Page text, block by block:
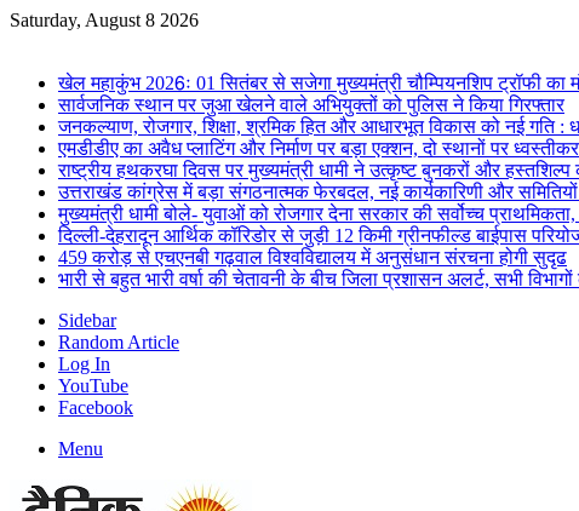
Saturday, August 8 2026
खेल महाकुंभ 2026ः 01 सितंबर से सजेगा मुख्यमंत्री चौम्पियनशिप ट्रॉफी का
सार्वजनिक स्थान पर जुआ खेलने वाले अभियुक्तों को पुलिस ने किया गिरफ्तार
जनकल्याण, रोजगार, शिक्षा, श्रमिक हित और आधारभूत विकास को नई गति
एमडीडीए का अवैध प्लाटिंग और निर्माण पर बड़ा एक्शन, दो स्थानों पर
राष्ट्रीय हथकरघा दिवस पर मुख्यमंत्री धामी ने उत्कृष्ट बुनकरों और हस्तशिल्प
उत्तराखंड कांग्रेस में बड़ा संगठनात्मक फेरबदल, नई कार्यकारिणी और
मुख्यमंत्री धामी बोले- युवाओं को रोजगार देना सरकार की सर्वोच्च
दिल्ली-देहरादून आर्थिक कॉरिडोर से जुड़ी 12 किमी ग्रीनफील्ड बाईपास
459 करोड़ से एचएनबी गढ़वाल विश्वविद्यालय में अनुसंधान संरचना होगी सुदृढ
भारी से बहुत भारी वर्षा की चेतावनी के बीच जिला प्रशासन अलर्ट, सभी
Sidebar
Random Article
Log In
YouTube
Facebook
Menu